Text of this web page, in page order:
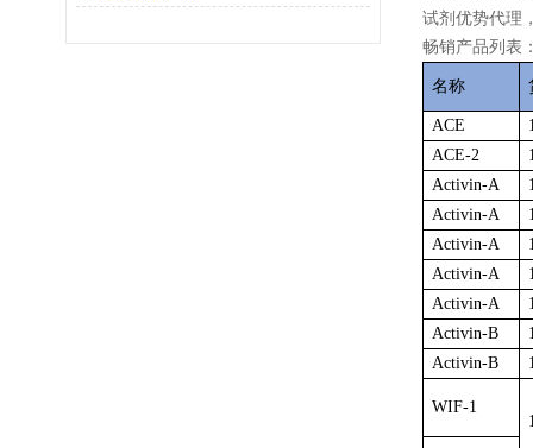
试剂优势代理
畅销产品列表
名称
ACE
ACE-2
Activin-A
Activin-A
Activin-A
Activin-A
Activin-A
Activin-B
Activin-B
WIF-1